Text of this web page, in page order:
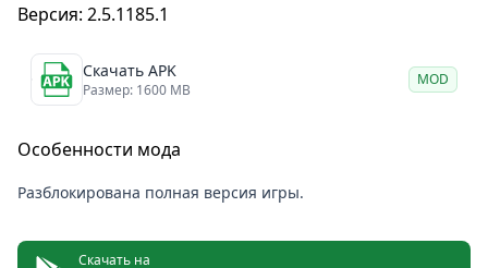
выбора между двумя персонажами: детективом и
журналистом. У каждого из них свой подход к
расследованию, а это влияет на восприятие
выбор даёт игроку определённую свободу и
позволяет взглянуть на историю с разных сторон.
Графика в SIMULACRA 2 для мобильных устройств
Версия: 2.5.1185.1
Скачать APK
Размер: 1600 MB
MOD
Особенности мода
Разблокирована полная версия игры.
Скачать на